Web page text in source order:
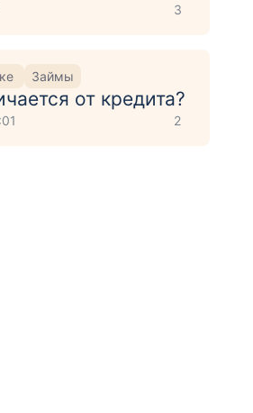
3
Займы
от кредита?
2